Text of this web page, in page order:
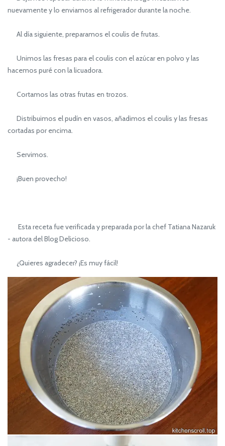
nuevamente y lo enviamos al refrigerador durante la noche.
Al día siguiente, preparamos el coulis de frutas.
Unimos las fresas para el coulis con el azúcar en polvo y las
hacemos puré con la licuadora.
Cortamos las otras frutas en trozos.
Distribuimos el pudín en vasos, añadimos el coulis y las fresas
cortadas por encima.
Servimos.
¡Buen provecho!
Esta receta fue verificada y preparada por la chef Tatiana Nazaruk
- autora del Blog Delicioso.
¿Quieres agradecer? ¡Es muy fácil!